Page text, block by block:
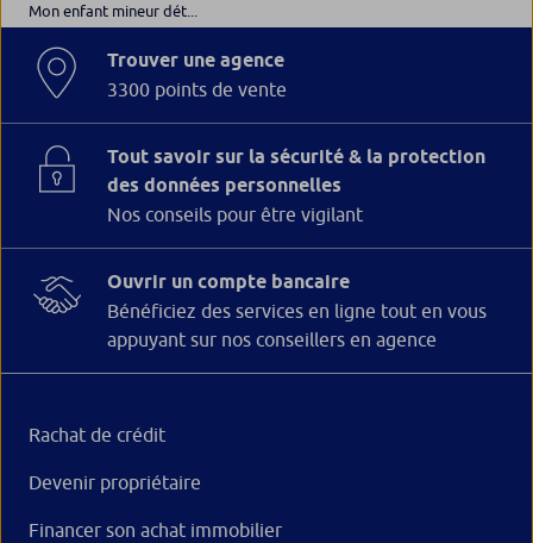
Mon enfant mineur dét...
Trouver une agence
3300 points de vente
Tout savoir sur la sécurité & la protection
des données personnelles
Nos conseils pour être vigilant
Ouvrir un compte bancaire
Bénéficiez des services en ligne tout en vous
appuyant sur nos conseillers en agence
Rachat de crédit
Devenir propriétaire
Financer son achat immobilier